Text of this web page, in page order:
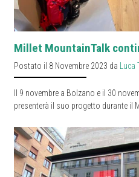
Millet MountainTalk
Postato il 8 Novembre 2023 da
Il 9 novembre a Bolzano e il 30
presenterà il suo progetto durante il